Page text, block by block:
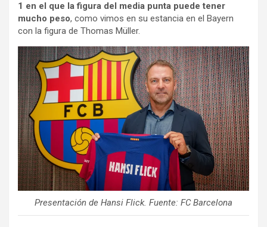
1 en el que la figura del media punta puede tener
mucho peso, como vimos en su estancia en el Bayern
con la figura de Thomas Müller.
Presentación de Hansi Flick. Fuente: FC Barcelona